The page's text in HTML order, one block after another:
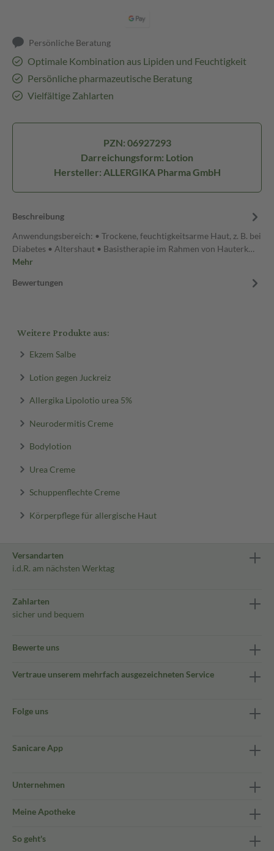
Persönliche Beratung
Optimale Kombination aus Lipiden und Feuchtigkeit
Persönliche pharmazeutische Beratung
Vielfältige Zahlarten
PZN: 06927293
Darreichungsform: Lotion
Hersteller: ALLERGIKA Pharma GmbH
Beschreibung
Anwendungsbereich: • Trockene, feuchtigkeitsarme Haut, z. B. bei
Diabetes • Altershaut • Basistherapie im Rahmen von Hauterk…
Mehr
Bewertungen
Weitere Produkte aus:
Ekzem Salbe
Lotion gegen Juckreiz
Allergika Lipolotio urea 5%
Neurodermitis Creme
Bodylotion
Urea Creme
Schuppenflechte Creme
Körperpflege für allergische Haut
Versandarten
i.d.R. am nächsten Werktag
Zahlarten
sicher und bequem
Bewerte uns
Vertraue unserem mehrfach ausgezeichneten Service
Folge uns
Sanicare App
Unternehmen
Meine Apotheke
So geht's